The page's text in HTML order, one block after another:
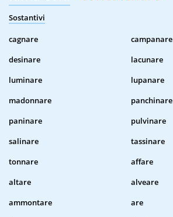
Sostantivi
cagnare
campanare
desinare
lacunare
luminare
lupanare
madonnare
panchinare
paninare
pulvinare
salinare
tassinare
tonnare
affare
altare
alveare
ammontare
are